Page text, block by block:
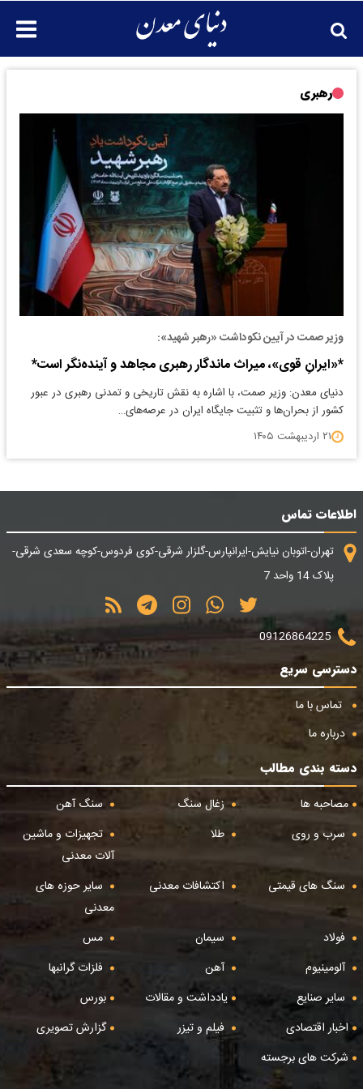
رهبری
وزیر صمت در آیین نکوداشت «رهبر شهید»:
*«ایرانِ قوی»، میراث ماندگار رهبری مجاهد و آینده‌نگر است*
دنیای معدن: وزیر صمت، با اشاره به نقش تاریخی و تمدنی رهبری در عبور
کشور از بحران‌ها و تثبیت جایگاه ایران در عرصه‌های…
۲۱ اردیبهشت ۱۴۰۵
اطلاعات تماس
تهران-اتوبان نیایش-ایرانپارس-گلزار شرقی-کوی فردوس-کوچه سعدی شرقی-
پلاک 14 واحد 7
09126864225
دسترسی سریع
تماس با ما
درباره ما
دسته بندی مطالب
مصاحبه ها
زغال سنگ
سنگ آهن
سرب و روی
طلا
تجهیزات و ماشین
آلات معدنی
سنگ های قیمتی
اکتشافات معدنی
سایر حوزه های
معدنی
فولاد
سیمان
مس
آلومینیوم
آهن
فلزات گرانبها
سایر صنایع
یادداشت و مقالات
بورس
اخبار اقتصادی
فیلم و تیزر
گزارش تصویری
شرکت های برجسته